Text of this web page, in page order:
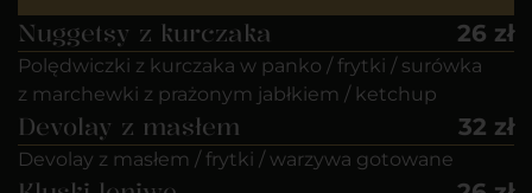
Nuggetsy z kurczaka 26 zł
Polędwiczki z kurczaka w panko / frytki / surówka
z marchewki z prażonym jabłkiem / ketchup
Devolay z masłem 32 zł
Devolay z masłem / frytki / warzywa gotowane